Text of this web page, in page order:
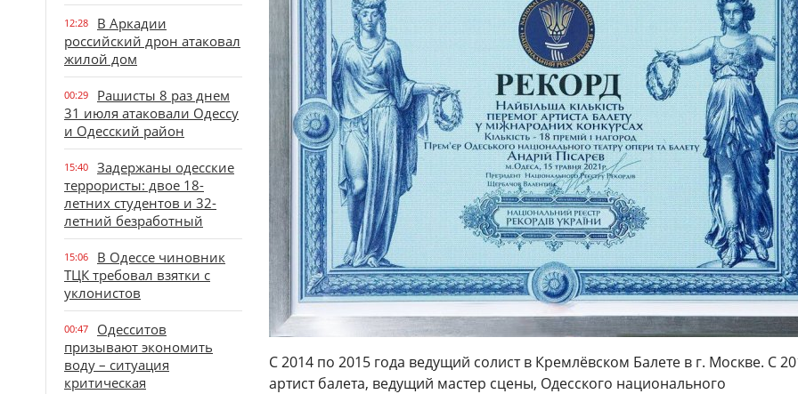
12:28
В Аркадии
российский дрон атаковал
жилой дом
00:29
Рашисты 8 раз днем
31 июля атаковали Одессу
и Одесский район
15:40
Задержаны одесские
террористы: двое 18-
летних студентов и 32-
летний безработный
15:06
В Одессе чиновник
ТЦК требовал взятки с
уклонистов
00:47
Одесситов
призывают экономить
воду – ситуация
критическая
С 2014 по 2015 года ведущий солист в Кремлёвском Балете в г. Москве. С
артист балета, ведущий мастер сцены, Одесского национального